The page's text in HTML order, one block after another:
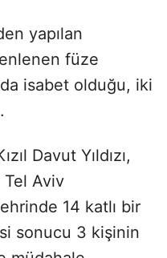
yapılan
füze
isabet olduğu, iki
Davut Yıldızı,
Tel Aviv
14 katlı bir
sonucu 3 kişinin